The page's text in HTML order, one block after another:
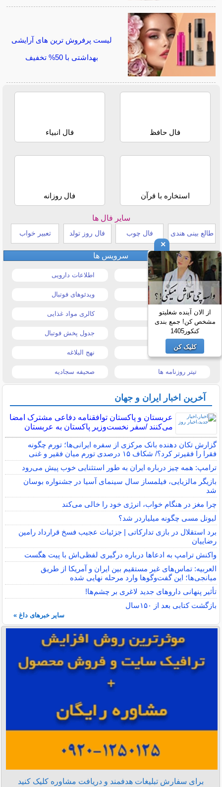
لیست پرفروش ترین های آرایشی
بهداشتی با 50% تخفیف
فال حافظ فال انبیاء
استخاره با قرآن فال روزانه
سایر فال ها
طالع بینی هندی فال چوب فال روز تولد تعبیر خواب
سرویس ها
قیمت خودرو اطلاعات دارویی
قیمت طلا و سکه ویدئوهای فوتبال
قیمت دلار کالری مواد غذایی
قیمت موبایل جدول پخش فوتبال
قیمت تبلت نهج البلاغه
تیتر روزنامه ها صحیفه سجادیه
آخرین اخبار ایران و جهان
عربستان و پاکستان توافقنامه دفاعی مشترک امضا
می‌کنند /سفر نخست‌وزیر پاکستان به عربستان
گزارش تکان‌ دهنده بانک مرکزی از سفره ایرانی‌ها؛ تورم چگونه
فقرا را فقیرتر کرد؟/ شکاف ۱۵ درصدی تورم میان فقیر و غنی
ترامپ: همه چیز درباره ایران به طور استثنایی خوب پیش می‌رود
بازیگر مالزیایی، فیلمساز سال سینمای آسیا در جشنواره بوسان
شد
چرا مغز در هنگام خواب، انرژی خود را خالی می‌کند
لیونل مسی چگونه میلیاردر شد؟
برد استقلال در بازی تدارکاتی | جزئیات عجیب فسخ قرارداد رامین
رضاییان
واکنش ترامپ به ادعاها درباره درگیری لفظی‌اش با پیت هگست
العربیه: تماس‌های غیر مستقیم بین ایران و آمریکا از طریق
میانجی‌ها؛ این گفت‌و‌گو‌ها وارد مرحله نهایی شده
تأثیر پنهانی داروهای جدید لاغری بر چشم‌ها!
بازگشت کتابی بعد از ۱۵۰سال
سایر خبرهای داغ »
برای سفارش تبلیغات هدفمند و دریافت مشاوره کلیک کنید
×
از الان آینده شغلیتو
مشخص کن! جمع بندی
کنکور1405
کلیک کن